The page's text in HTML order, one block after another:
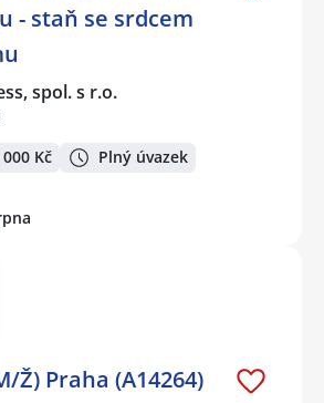
- staň se srdcem
spol. s r.o.
Kč Plný úvazek
Ž) Praha (A14264)